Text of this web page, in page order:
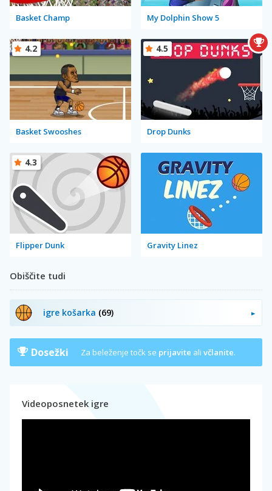
Basket Champ My Dolphin Show 5
Basket Swooshes
4.2
Drop Dunks
4.5
Flipper Dunk
4.3
Gravity Linez
Obiščite tudi
igre košarka (69)
Dosežki Za beleženje točk se prijavite ali včlanite.
Videoposnetek igre